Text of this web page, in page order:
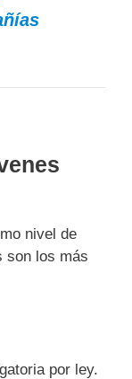
nivel de
son los más
por ley.